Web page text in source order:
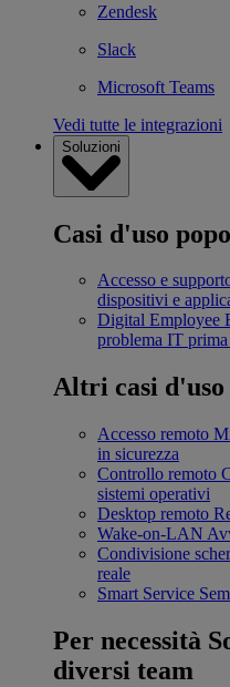
Zendesk
Slack
Microsoft Teams
Vedi tutte le integrazioni
Soluzioni
Casi d'uso
Accesso e
dispositivi e
Digital Employee
problema IT
Altri casi d'uso
Accesso remoto
in sicurezza
Controllo remoto
sistemi operativi
Desktop remoto
Wake-on-LAN
Condivisione
reale
Smart Service
Per necessità
diversi team